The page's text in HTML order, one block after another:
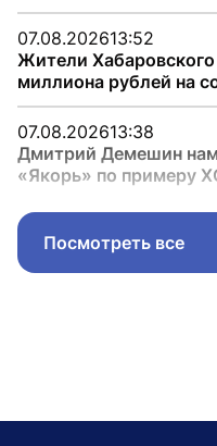
07.08.202613:52
Жители Хабаровского
миллиона рублей на
07.08.202613:38
Дмитрий Демешин
«Якорь» по примеру
Посмотреть все